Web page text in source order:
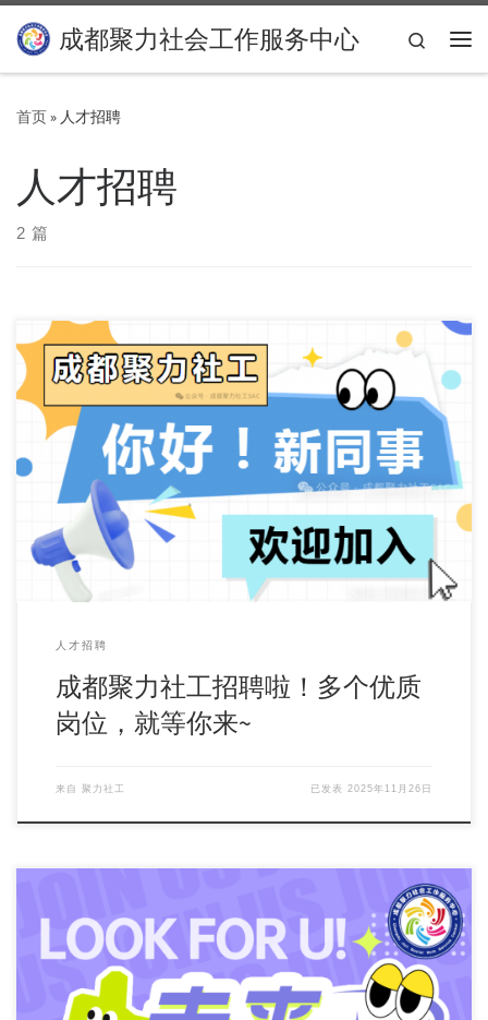
Skip to content
成都聚力社会工作服务中心
Search
首页» 人才招聘
人才招聘
2 篇
机构简介 成都聚力社会工作服务中心于2015年2月26日在成都
市民政局登记注册，探索以发挥社会工作专 […]
人才招聘
成都聚力社工招聘啦！多个优质
岗位，就等你来~
来自 聚力社工 已发表 2025年11月26日
关于成都聚力社会工作服务中心 中心于2015年2月26日在成都